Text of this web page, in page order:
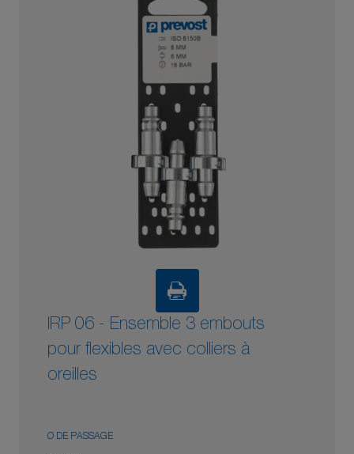
IRP 06 - Ensemble 3 embouts
pour flexibles avec colliers à
oreilles
Ø DE PASSAGE